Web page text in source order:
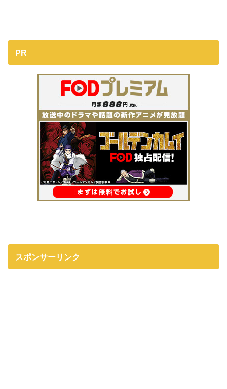
PR
スポンサーリンク